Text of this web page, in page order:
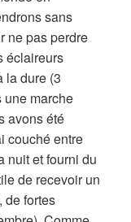
sans
ne pas perdre
éclaireurs
la dure (3
une marche
avons été
couché entre
nuit et fourni du
de recevoir un
de fortes